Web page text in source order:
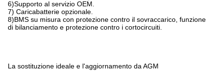
6)Supporto al servizio OEM.
7) Caricabatterie opzionale.
8)BMS su misura con protezione contro il sovraccarico, funzione
di bilanciamento e protezione contro i cortocircuiti.
La sostituzione ideale e l'aggiornamento da AGM